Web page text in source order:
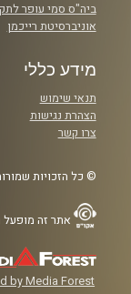
ביה"ס סמי עופר
אוניברסיטת רייכמן
מידע כללי
תנאי שימוש
הצהרת נגישות
צרו קשר
© כל הזכויות
אתר זה
by Media Forest